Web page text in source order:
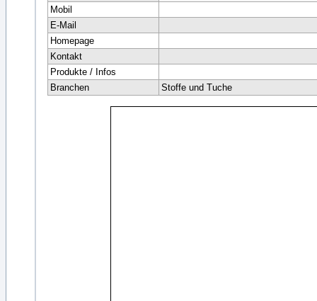
Mobil
E-Mail
Homepage
Kontakt
Produkte / Infos
Branchen
Stoffe und Tuche